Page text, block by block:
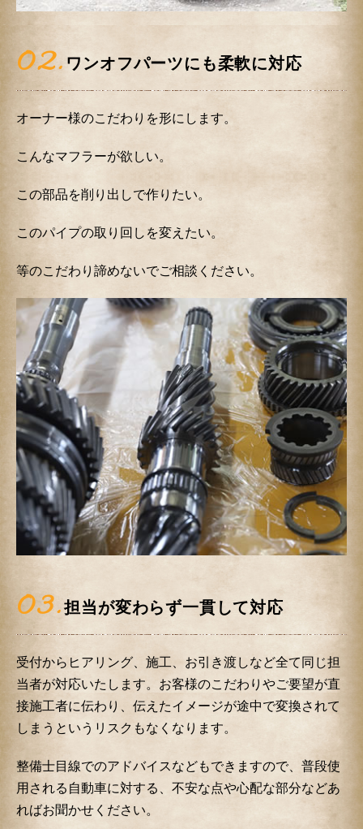
02. ワンオフパーツにも柔軟に対応
オーナー様のこだわりを形にします。
こんなマフラーが欲しい。
この部品を削り出しで作りたい。
このパイプの取り回しを変えたい。
等のこだわり諦めないでご相談ください。
03. 担当が変わらず一貫して対応
受付からヒアリング、施工、お引き渡しなど全て同じ担
当者が対応いたします。お客様のこだわりやご要望が直
接施工者に伝わり、伝えたイメージが途中で変換されて
しまうというリスクもなくなります。
整備士目線でのアドバイスなどもできますので、普段使
用される自動車に対する、不安な点や心配な部分などあ
ればお聞かせください。